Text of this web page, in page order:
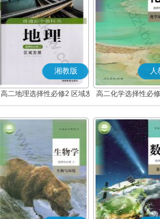
湘教版
高二地理选择性必修2 区域发
展
人
高二化学选择性必
应原理